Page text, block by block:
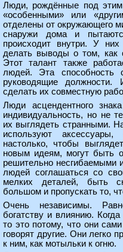
Люди, рождённые под этим
«особенными» или
отделены от окружающего
снаружи дома и
происходит внутри. У
делать выводы о том, как
Этот талант также
людей. Эта способность
руководящие
сделать их совместную
Люди асцендентного
индивидуальность, но не
их выглядеть странными.
используют
настолько, чтобы
новым идеям, могут быть
решительно несгибаемыми
людей соглашаться со
мелких деталей, быть
большом и пропускать то,
Очень независимы.
богатству и влиянию.
то это потому, что они
говорят другие. Они легко
к ним, как мотыльки к огню.